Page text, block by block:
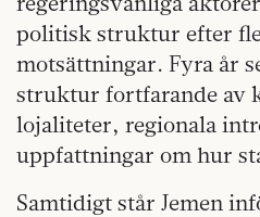
politisk struktur efter
motsättningar. Fyra år
struktur fortfarande av
lojaliteter, regionala
uppfattningar om hur
Samtidigt står Jemen